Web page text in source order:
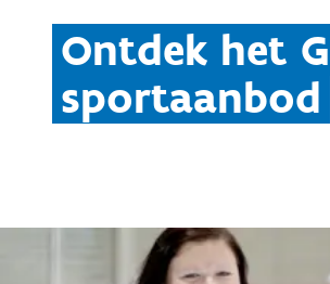
Ontdek het
sportaanbod